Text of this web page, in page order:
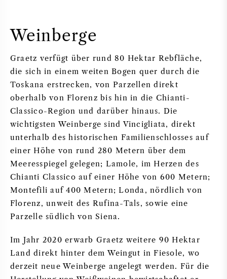
Weinberge
Graetz verfügt über rund 80 Hektar Rebfläche,
die sich in einem weiten Bogen quer durch die
Toskana erstrecken, von Parzellen direkt
oberhalb von Florenz bis hin in die Chianti-
Classico-Region und darüber hinaus. Die
wichtigsten Weinberge sind Vincigliata, direkt
unterhalb des historischen Familienschlosses auf
einer Höhe von rund 280 Metern über dem
Meeresspiegel gelegen; Lamole, im Herzen des
Chianti Classico auf einer Höhe von 600 Metern;
Montefili auf 400 Metern; Londa, nördlich von
Florenz, unweit des Rufina-Tals, sowie eine
Parzelle südlich von Siena.
Im Jahr 2020 erwarb Graetz weitere 90 Hektar
Land direkt hinter dem Weingut in Fiesole, wo
derzeit neue Weinberge angelegt werden. Für die